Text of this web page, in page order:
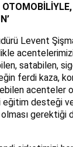
Levent
satabilen,
ferdi kaza,
acenteler
desteği
gerektiği